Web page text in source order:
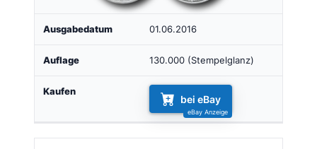
01.06.2016
130.000 (Stempelglanz)
bei eBay